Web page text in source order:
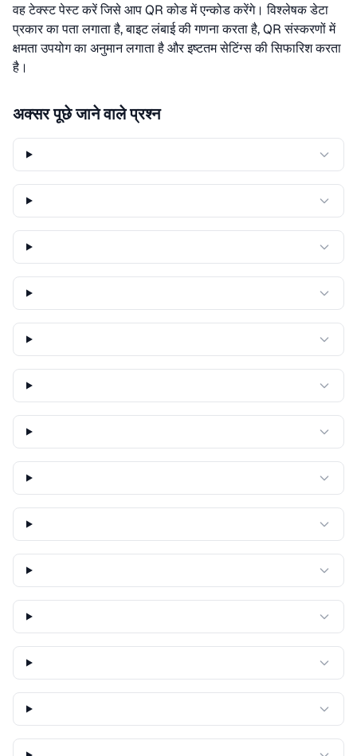
वह टेक्स्ट पेस्ट करें जिसे आप QR कोड में एन्कोड करेंगे। विश्लेषक डेटा
प्रकार का पता लगाता है, बाइट लंबाई की गणना करता है, QR संस्करणों में
क्षमता उपयोग का अनुमान लगाता है और इष्टतम सेटिंग्स की सिफारिश करता
है।
अक्सर पूछे जाने वाले प्रश्न